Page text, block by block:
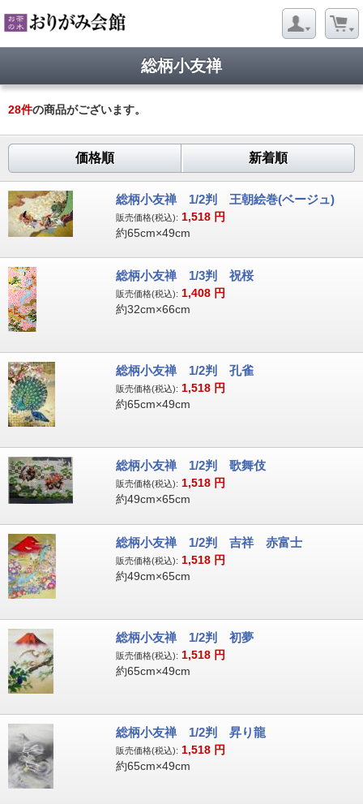
総柄小友禅
28件の商品がございます。
価格順 新着順
総柄小友禅 1/2判 王朝絵巻(ベージュ)
販売価格(税込): 1,518 円
約65cm×49cm
総柄小友禅 1/3判 祝桜
販売価格(税込): 1,408 円
約32cm×66cm
総柄小友禅 1/2判 孔雀
販売価格(税込): 1,518 円
約65cm×49cm
総柄小友禅 1/2判 歌舞伎
販売価格(税込): 1,518 円
約49cm×65cm
総柄小友禅 1/2判 吉祥 赤富士
販売価格(税込): 1,518 円
約49cm×65cm
総柄小友禅 1/2判 初夢
販売価格(税込): 1,518 円
約65cm×49cm
総柄小友禅 1/2判 昇り龍
販売価格(税込): 1,518 円
約65cm×49cm